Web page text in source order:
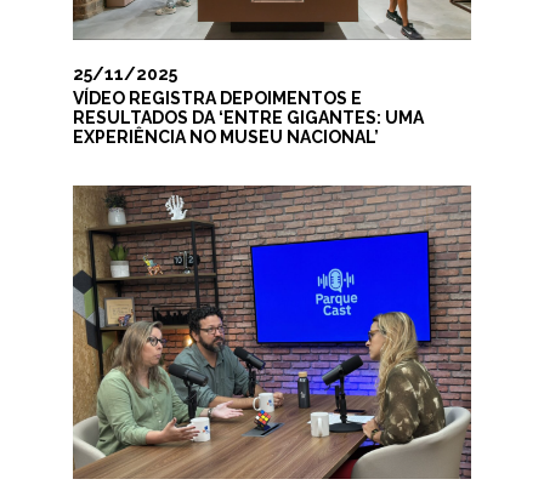
25/11/2025
VÍDEO REGISTRA DEPOIMENTOS E
RESULTADOS DA ‘ENTRE GIGANTES: UMA
EXPERIÊNCIA NO MUSEU NACIONAL’